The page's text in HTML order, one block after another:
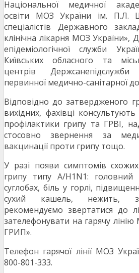
Національної медичної
освіти МОЗ України ім. П.Л.
спеціалістів Державного
клінічна лікарня МОЗ України»,
епідеміологічної служби
Київських обласного та
центрів
первинної медично-санітарної
Відповідно до затвердженого
вихідних, фахівці
профілактики грипу та ГРВІ,
стосовно звернення за
вакцинації проти грипу тощо.
У разі появи симптомів
грипу типу А/H1N1: головний
суглобах, біль у горлі,
сухий кашель, нежить,
рекомендуємо звертатися до
зателефонувати на гарячу
ГРИП».
Телефон гарячої лінії МОЗ
800-801-333.